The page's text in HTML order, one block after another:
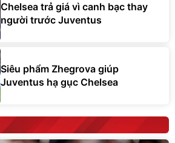
Chelsea trả giá vì canh bạc thay
người trước Juventus
Siêu phẩm Zhegrova giúp
Juventus hạ gục Chelsea